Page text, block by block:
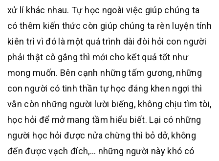
xử lí khác nhau. Tự học ngoài việc giúp chúng ta
có thêm kiến thức còn giúp chúng ta rèn luyện tính
kiên trì vì đó là một quá trình dài đòi hỏi con người
phải thật cô gắng thì mới cho kết quả tốt như
mong muốn. Bên cạnh những tấm gương, những
con người có tinh thần tự học đáng khen ngợi thì
vẫn còn những người lười biếng, không chịu tìm tòi,
học hỏi để mở mang tầm hiểu biết. Lại có những
người học hỏi được nửa chừng thì bỏ dở, không
đến được vạch đích,… những người này khó có